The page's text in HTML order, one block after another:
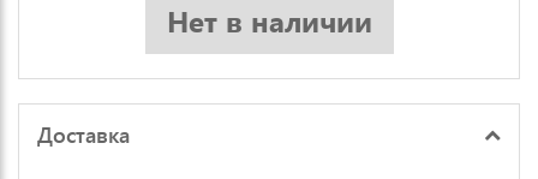
Нет в наличии
Доставка